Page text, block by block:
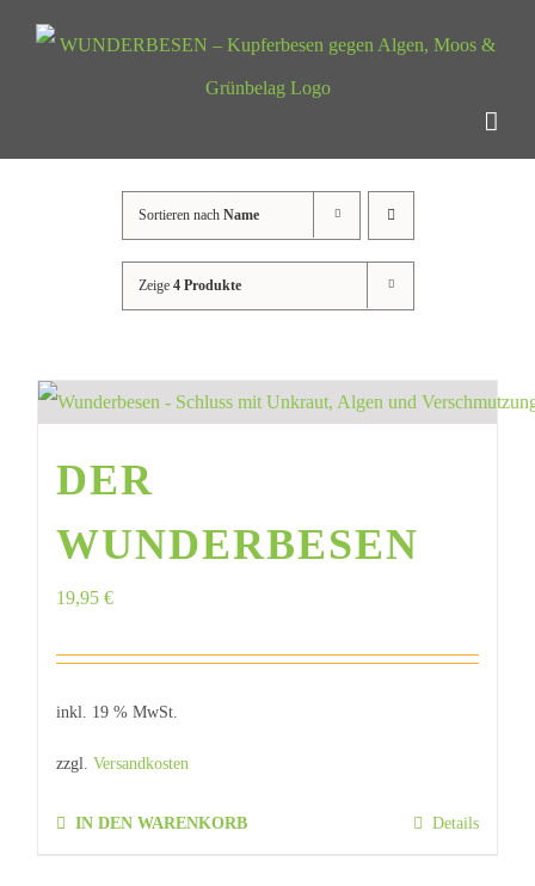
Sortieren nach Name
Zeige 4 Produkte
DER
WUNDERBESEN
19,95€
inkl. 19 % MwSt.
zzgl.Versandkosten
IN DEN WARENKORB Details